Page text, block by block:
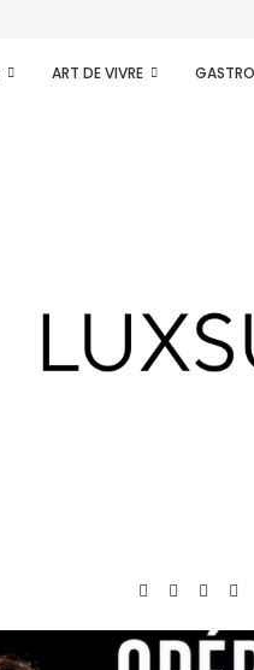
ART DE VIVRE